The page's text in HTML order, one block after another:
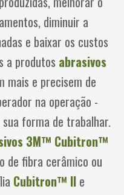
diminuir a
e baixar os custos
a produtos abrasivos
mais e precisem de
na operação -
forma de trabalhar.
3M™ Cubitron™
de fibra cerâmico ou
Cubitron™ II e